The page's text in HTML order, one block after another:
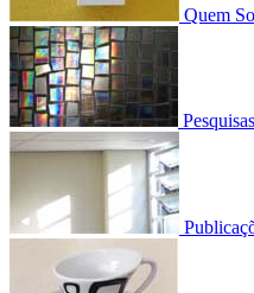
Quem
Pesquisas